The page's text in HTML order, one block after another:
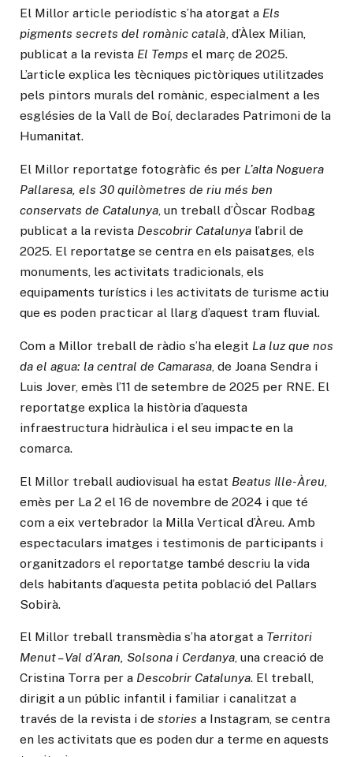
El Millor article periodístic s’ha atorgat a Els
pigments secrets del romànic català, d’Àlex Milian,
publicat a la revista El Temps el març de 2025.
L’article explica les tècniques pictòriques utilitzades
pels pintors murals del romànic, especialment a les
esglésies de la Vall de Boí, declarades Patrimoni de la
Humanitat.
El Millor reportatge fotogràfic és per L’alta Noguera
Pallaresa, els 30 quilòmetres de riu més ben
conservats de Catalunya, un treball d’Òscar Rodbag
publicat a la revista Descobrir Catalunya l’abril de
2025. El reportatge se centra en els paisatges, els
monuments, les activitats tradicionals, els
equipaments turístics i les activitats de turisme actiu
que es poden practicar al llarg d’aquest tram fluvial.
Com a Millor treball de ràdio s’ha elegit La luz que nos
da el agua: la central de Camarasa, de Joana Sendra i
Luis Jover, emès l’11 de setembre de 2025 per RNE. El
reportatge explica la història d’aquesta
infraestructura hidràulica i el seu impacte en la
comarca.
El Millor treball audiovisual ha estat Beatus Ille-Àreu
emès per La 2 el 16 de novembre de 2024 i que té
com a eix vertebrador la Milla Vertical d’Àreu. Amb
espectaculars imatges i testimonis de participants i
organitzadors el reportatge també descriu la vida
dels habitants d’aquesta petita població del Pallars
Sobirà.
El Millor treball transmèdia s’ha atorgat a Territori
Menut – Val d’Aran, Solsona i Cerdanya, una creació de
Cristina Torra per a Descobrir Catalunya. El treball,
dirigit a un públic infantil i familiar i canalitzat a
través de la revista i de stories a Instagram, se centra
en les activitats que es poden dur a terme en aquests